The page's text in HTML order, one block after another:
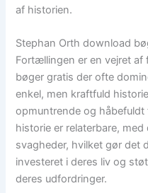
af historien.
Stephan Orth download
Fortællingen er en vejret
bøger gratis der ofte
enkel, men kraftfuld
opmuntrende og håbefuldt
historie er relaterbare,
svagheder, hvilket gør det
investeret i deres liv og
deres udfordringer.